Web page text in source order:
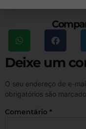
Deixe um
O seu endereço de e-
obrigatórios são
Comentário *